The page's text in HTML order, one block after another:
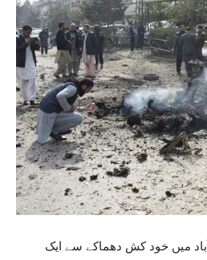
میں خود کش دھماکے سے ایک